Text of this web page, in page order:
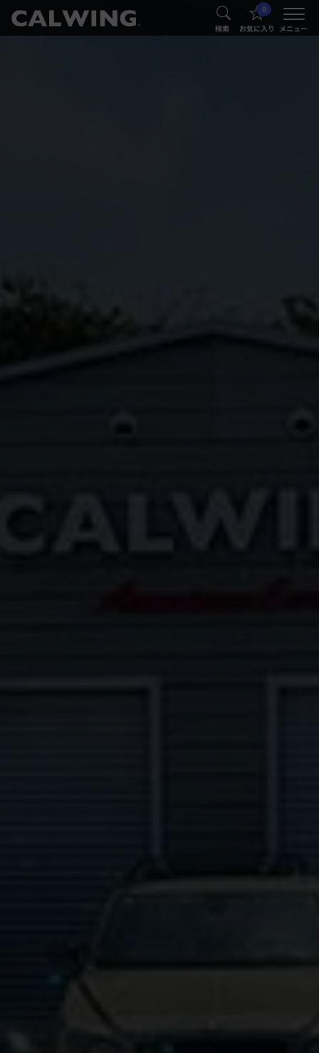
® 検索
0
お気に入り メニュー
®